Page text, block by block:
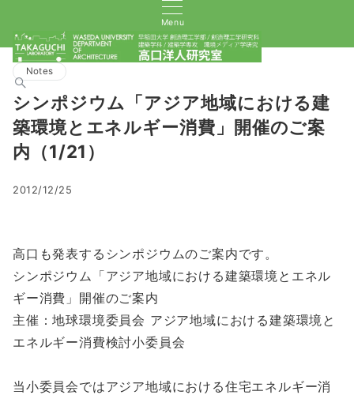
Menu
Notes
シンポジウム「アジア地域における建
築環境とエネルギー消費」開催のご案
内（1/21）
2012/12/25
高口も発表するシンポジウムのご案内です。
シンポジウム「アジア地域における建築環境とエネル
ギー消費」開催のご案内
主催：地球環境委員会 アジア地域における建築環境と
エネルギー消費検討小委員会
当小委員会ではアジア地域における住宅エネルギー消